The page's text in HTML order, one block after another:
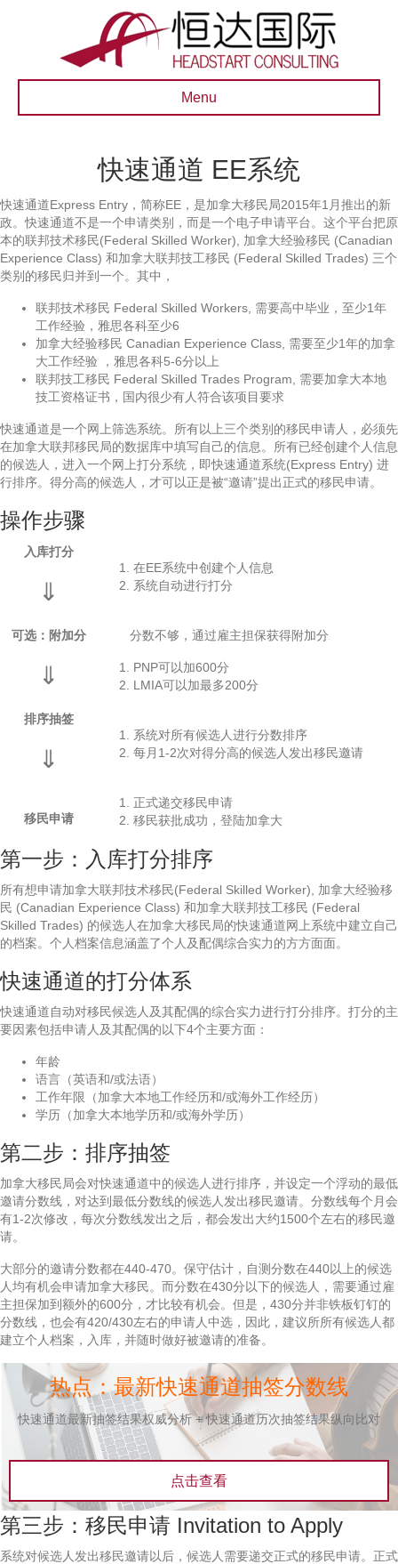
Menu
快速通道 EE系统
快速通道Express Entry，简称EE，是加拿大移民局2015年1月推出的新
政。快速通道不是一个申请类别，而是一个电子申请平台。这个平台把原
本的联邦技术移民(Federal Skilled Worker), 加拿大经验移民 (Canadian
Experience Class) 和加拿大联邦技工移民 (Federal Skilled Trades) 三个
类别的移民归并到一个。其中，
联邦技术移民 Federal Skilled Workers, 需要高中毕业，至少1年
工作经验，雅思各科至少6
加拿大经验移民 Canadian Experience Class, 需要至少1年的加拿
大工作经验 ，雅思各科5-6分以上
联邦技工移民 Federal Skilled Trades Program, 需要加拿大本地
技工资格证书，国内很少有人符合该项目要求
快速通道是一个网上筛选系统。所有以上三个类别的移民申请人，必须先
在加拿大联邦移民局的数据库中填写自己的信息。所有已经创建个人信息
的候选人，进入一个网上打分系统，即快速通道系统(Express Entry) 进
行排序。得分高的候选人，才可以正是被“邀请”提出正式的移民申请。
操作步骤
入库打分
⇓
在EE系统中创建个人信息
系统自动进行打分
可选：附加分
⇓
分数不够，通过雇主担保获得附加分
PNP可以加600分
LMIA可以加最多200分
排序抽签
⇓
系统对所有候选人进行分数排序
每月1-2次对得分高的候选人发出移民邀请
移民申请
正式递交移民申请
移民获批成功，登陆加拿大
第一步：入库打分排序
所有想申请加拿大联邦技术移民(Federal Skilled Worker), 加拿大经验移
民 (Canadian Experience Class) 和加拿大联邦技工移民 (Federal
Skilled Trades) 的候选人在加拿大移民局的快速通道网上系统中建立自己
的档案。个人档案信息涵盖了个人及配偶综合实力的方方面面。
快速通道的打分体系
快速通道自动对移民候选人及其配偶的综合实力进行打分排序。打分的主
要因素包括申请人及其配偶的以下4个主要方面：
年龄
语言（英语和/或法语）
工作年限（加拿大本地工作经历和/或海外工作经历）
学历（加拿大本地学历和/或海外学历）
第二步：排序抽签
加拿大移民局会对快速通道中的候选人进行排序，并设定一个浮动的最低
邀请分数线，对达到最低分数线的候选人发出移民邀请。分数线每个月会
有1-2次修改，每次分数线发出之后，都会发出大约1500个左右的移民邀
请。
大部分的邀请分数都在440-470。保守估计，自测分数在440以上的候选
人均有机会申请加拿大移民。而分数在430分以下的候选人，需要通过雇
主担保加到额外的600分，才比较有机会。但是，430分并非铁板钉钉的
分数线，也会有420/430左右的申请人中选，因此，建议所所有候选人都
建立个人档案，入库，并随时做好被邀请的准备。
热点：最新快速通道抽签分数线
快速通道最新抽签结果权威分析 + 快速通道历次抽签结果纵向比对
点击查看
第三步：移民申请 Invitation to Apply
系统对候选人发出移民邀请以后，候选人需要递交正式的移民申请。正式